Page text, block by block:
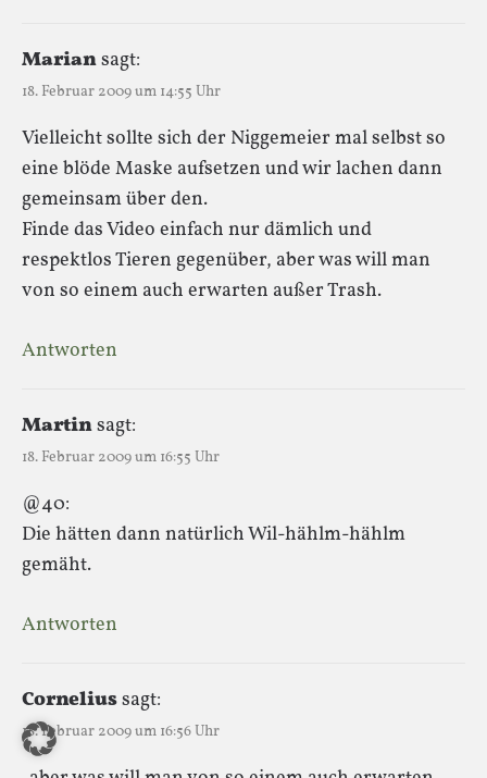
Mariansagt:
18. Februar 2009 um 14:55 Uhr
Vielleicht sollte sich der Niggemeier mal selbst so
eine blöde Maske aufsetzen und wir lachen dann
gemeinsam über den.
Finde das Video einfach nur dämlich und
respektlos Tieren gegenüber, aber was will man
von so einem auch erwarten außer Trash.
Antworten
Martinsagt:
18. Februar 2009 um 16:55 Uhr
@40:
Die hätten dann natürlich Wil-hählm-hählm
gemäht.
Antworten
Corneliussagt:
18. Februar 2009 um 16:56 Uhr